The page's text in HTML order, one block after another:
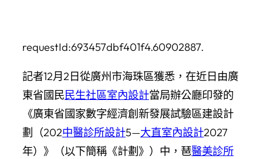
requestId:693457dbf401f4.60902887.
記者12月2日從廣州市海珠區獲悉，在近日由廣
東省國民民生社區室內設計當局辦公廳印發的
《廣東省國家數字經濟創新發展試驗區建設計
劃（202中醫診所設計5—大直室內設計2027
年）》（以下簡稱《計劃》）中，琶醫美診所